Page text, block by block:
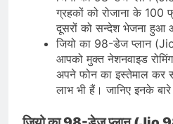
ग्रहकों को रोजाना के
दूसरों को सन्देश भेजना हुआ
जियो का 98-डेज प्लान
आपको मुक्त नेशनवाइड
अपने फोन का इस्तेमाल
लाभ भी हैं। जानिए इनके